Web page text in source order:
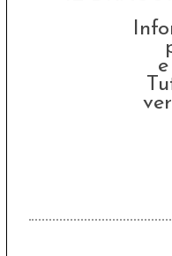
- FARM ANIMALS
WM6574
in inglese